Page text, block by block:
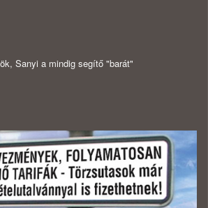
Sanyi a mindig segítő "barát"